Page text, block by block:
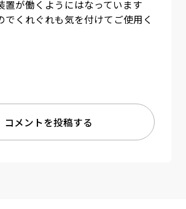
置が働くようにはなっています
でくれぐれも気を付けてご使用く
コメントを投稿する